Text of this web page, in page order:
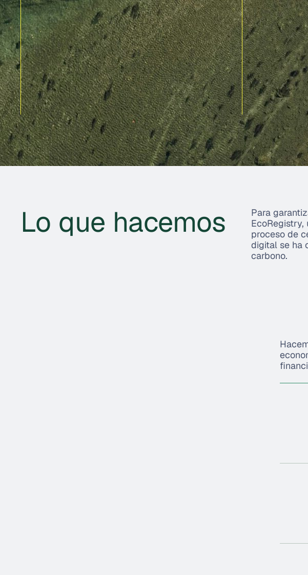
Lo que hacemos
Para
proceso de
digital se ha
carbono.